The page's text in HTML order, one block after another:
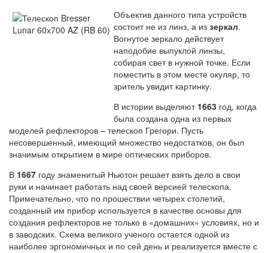
Объектив данного типа устройств
состоит не из линз, а из зеркал.
Вогнутое зеркало действует
наподобие выпуклой линзы,
собирая свет в нужной точке. Если
поместить в этом месте окуляр, то
зритель увидит картинку.
В истории выделяют 1663 год, когда
была создана одна из первых
моделей рефлекторов – телескоп Грегори. Пусть
несовершенный, имеющий множество недостатков, он был
значимым открытием в мире оптических приборов.
В 1667 году знаменитый Ньютон решает взять дело в свои
руки и начинает работать над своей версией телескопа.
Примечательно, что по прошествии четырех столетий,
созданный им прибор используется в качестве основы для
создания рефлекторов не только в «домашних» условиях, но и
в заводских. Схема великого ученого остается одной из
наиболее эргономичных и по сей день и реализуется вместе с